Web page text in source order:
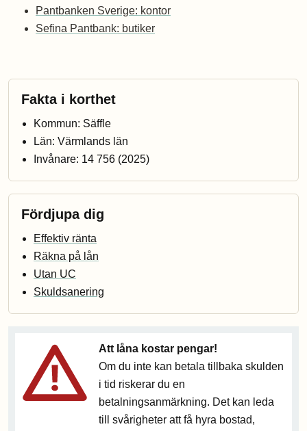
Pantbanken Sverige: kontor
Sefina Pantbank: butiker
Fakta i korthet
Kommun: Säffle
Län: Värmlands län
Invånare: 14 756 (2025)
Fördjupa dig
Effektiv ränta
Räkna på lån
Utan UC
Skuldsanering
Att låna kostar pengar!
Om du inte kan betala tillbaka skulden
i tid riskerar du en
betalningsanmärkning. Det kan leda
till svårigheter att få hyra bostad,